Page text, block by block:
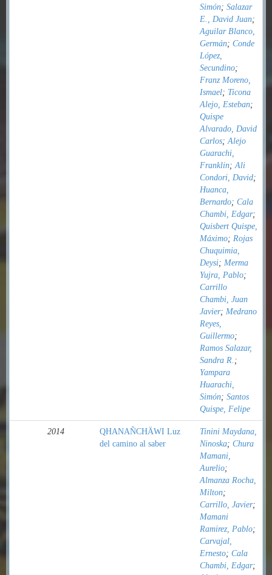
Simón; Salazar
E., David Juan;
Aguilar Blanco,
Germán; Conde
López,
Secundino;
Franz Moreno,
Ismael; Ticona
Alejo, Esteban;
Quispe
Alvarado, David
Carlos;Alejo
Guarachi,
Franklin;Ali
Condori, David;
Huanca,
Bernardo; Cala
Chambi, Edgar;
Quisbert Quispe,
Máximo; Rojas
Chuquimia,
Deysi; Merma
Yujra, Pablo;
Carrillo
Chambi, Juan
Javier; Medrano
Reyes,
Guillermo;
Ramos Salazar,
Sandra R. ;
Yampara
Huarachi,
Simón; Santos
Quispe, Felipe
2014
QHANAÑCHÄWI Luz
del camino al saber
Tinini Maydana,
Ninoska; Chura
Mamani,
Aurelio;
Almanza Rocha,
Milton;
Carrillo, Javier;
Mamani
Ramirez, Pablo;
Carvajal,
Ernesto; Cala
Chambi, Edgar;